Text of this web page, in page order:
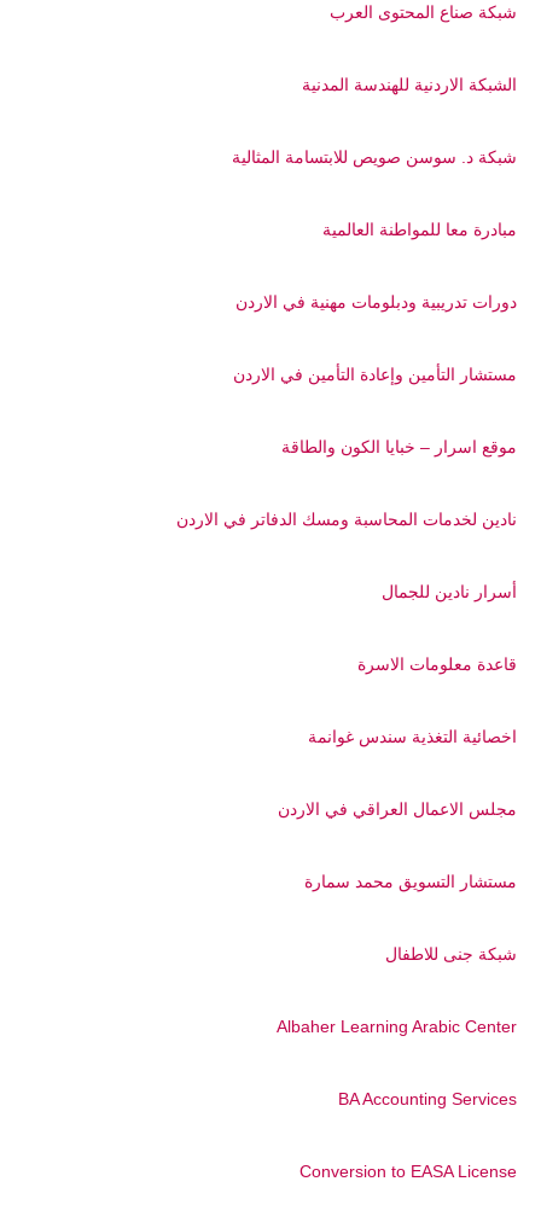
شبكة صناع المحتوى العرب
الشبكة الاردنية للهندسة المدنية
شبكة د. سوسن صويص للابتسامة المثالية
مبادرة معا للمواطنة العالمية
دورات تدريبية ودبلومات مهنية في الاردن
مستشار التأمين وإعادة التأمين في الاردن
موقع اسرار – خبايا الكون والطاقة
نادين لخدمات المحاسبة ومسك الدفاتر في الاردن
أسرار نادين للجمال
قاعدة معلومات الاسرة
اخصائية التغذية سندس غوانمة
مجلس الاعمال العراقي في الاردن
مستشار التسويق محمد سمارة
شبكة جنى للاطفال
Albaher Learning Arabic Center
BA Accounting Services
Conversion to EASA License